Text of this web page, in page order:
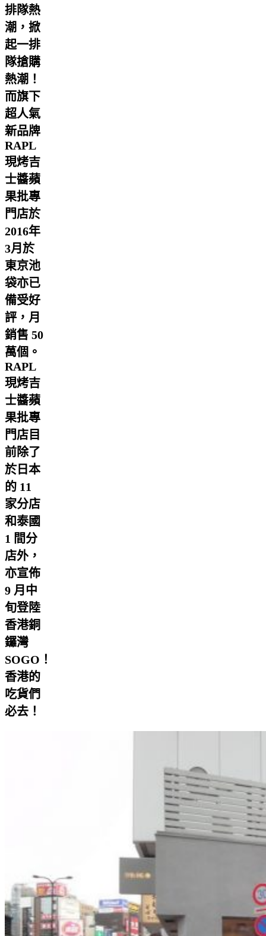
排隊熱
潮，掀
起一排
隊搶購
熱潮！
而旗下
超人氣
新品牌
RAPL
現烤吉
士醬蘋
果批專
門店於
2016年
3月於
東京池
袋亦已
備受好
評，月
銷售 50
萬個。
RAPL
現烤吉
士醬蘋
果批專
門店目
前除了
於日本
的 11
家分店
和泰國
1 間分
店外，
亦宣佈
9 月中
旬登陸
香港銅
鑼灣
SOGO！
香港的
吃貨們
必去！